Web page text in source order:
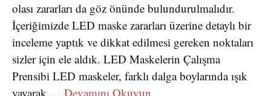
olası zararları da göz önünde bulundurulmalıdır.
İçeriğimizde LED maske zararları üzerine detaylı bir
inceleme yaptık ve dikkat edilmesi gereken noktaları
sizler için ele aldık. LED Maskelerin Çalışma
Prensibi LED maskeler, farklı dalga boylarında ışık
yayarak … Devamını Okuyun